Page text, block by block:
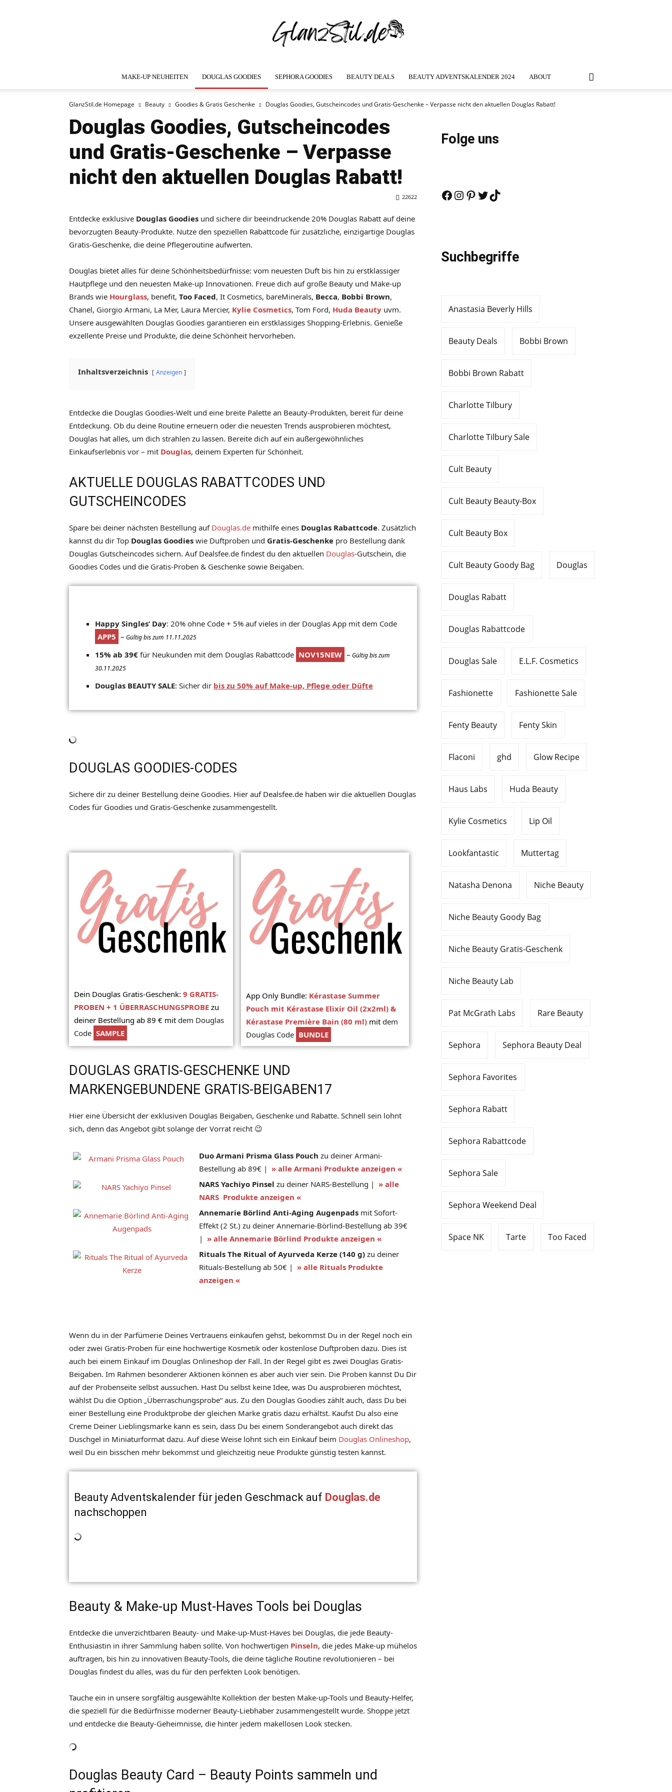
MAKE-UP NEUHEITEN DOUGLAS GOODIES SEPHORA GOODIES BEAUTY DEALS BEAUTY ADVENTSKALENDER 2024 ABOUT
GlanzStil.de Homepage Beauty Goodies & Gratis Geschenke Douglas Goodies, Gutscheincodes und Gratis-Geschenke – Verpasse nicht den aktuellen Douglas Rabatt!
Douglas Goodies, Gutscheincodes
und Gratis-Geschenke – Verpasse
nicht den aktuellen Douglas Rabatt!
22622
Entdecke exklusive Douglas Goodies und sichere dir beeindruckende 20% Douglas Rabatt auf deine
bevorzugten Beauty-Produkte. Nutze den speziellen Rabattcode für zusätzliche, einzigartige Douglas
Gratis-Geschenke, die deine Pflegeroutine aufwerten.
Douglas bietet alles für deine Schönheitsbedürfnisse: vom neuesten Duft bis hin zu erstklassiger
Hautpflege und den neuesten Make-up Innovationen. Freue dich auf große Beauty und Make-up
Brands wie Hourglass, benefit, Too Faced, It Cosmetics, bareMinerals, Becca, Bobbi Brown,
Chanel, Giorgio Armani, La Mer, Laura Mercier, Kylie Cosmetics, Tom Ford, Huda Beauty uvm.
Unsere ausgewählten Douglas Goodies garantieren ein erstklassiges Shopping-Erlebnis. Genieße
exzellente Preise und Produkte, die deine Schönheit hervorheben.
Inhaltsverzeichnis Anzeigen
Entdecke die Douglas Goodies-Welt und eine breite Palette an Beauty-Produkten, bereit für deine
Entdeckung. Ob du deine Routine erneuern oder die neuesten Trends ausprobieren möchtest,
Douglas hat alles, um dich strahlen zu lassen. Bereite dich auf ein außergewöhnliches
Einkaufserlebnis vor – mit Douglas, deinem Experten für Schönheit.
AKTUELLE DOUGLAS RABATTCODES UND
GUTSCHEINCODES
Spare bei deiner nächsten Bestellung auf Douglas.de mithilfe eines Douglas Rabattcode. Zusätzlich
kannst du dir Top Douglas Goodies wie Duftproben und Gratis-Geschenke pro Bestellung dank
Douglas Gutscheincodes sichern. Auf Dealsfee.de findest du den aktuellen Douglas-Gutschein, die
Goodies Codes und die Gratis-Proben & Geschenke sowie Beigaben.
Happy Singles’ Day: 20% ohne Code + 5% auf vieles in der Douglas App mit dem Code
APP5 – Gültig bis zum 11.11.2025
15% ab 39€ für Neukunden mit dem Douglas Rabattcode NOV15NEW – Gültig bis zum
30.11.2025
Douglas BEAUTY SALE: Sicher dir bis zu 50% auf Make-up, Pflege oder Düfte
DOUGLAS GOODIES-CODES
Sichere dir zu deiner Bestellung deine Goodies. Hier auf Dealsfee.de haben wir die aktuellen Douglas
Codes für Goodies und Gratis-Geschenke zusammengestellt.
Dein Douglas Gratis-Geschenk: 9 GRATIS-
PROBEN + 1 ÜBERRASCHUNGSPROBE zu
deiner Bestellung ab 89 € mit dem Douglas
Code SAMPLE
App Only Bundle: Kérastase Summer
Pouch mit Kérastase Elixir Oil (2x2ml) &
Kérastase Première Bain (80 ml) mit dem
Douglas Code BUNDLE
DOUGLAS GRATIS-GESCHENKE UND
MARKENGEBUNDENE GRATIS-BEIGABEN17
Hier eine Übersicht der exklusiven Douglas Beigaben, Geschenke und Rabatte. Schnell sein lohnt
sich, denn das Angebot gibt solange der Vorrat reicht 😉
Duo Armani Prisma Glass Pouch zu deiner Armani-
Bestellung ab 89€ | » alle Armani Produkte anzeigen «
NARS Yachiyo Pinsel zu deiner NARS-Bestellung | » alle
NARS Produkte anzeigen «
Annemarie Börlind Anti-Aging Augenpads mit Sofort-
Effekt (2 St.) zu deiner Annemarie-Börlind-Bestellung ab 39€
| » alle Annemarie Börlind Produkte anzeigen «
Rituals The Ritual of Ayurveda Kerze (140 g) zu deiner
Rituals-Bestellung ab 50€ | » alle Rituals Produkte
anzeigen «
Wenn du in der Parfümerie Deines Vertrauens einkaufen gehst, bekommst Du in der Regel noch ein
oder zwei Gratis-Proben für eine hochwertige Kosmetik oder kostenlose Duftproben dazu. Dies ist
auch bei einem Einkauf im Douglas Onlineshop der Fall. In der Regel gibt es zwei Douglas Gratis-
Beigaben. Im Rahmen besonderer Aktionen können es aber auch vier sein. Die Proben kannst Du Dir
auf der Probenseite selbst aussuchen. Hast Du selbst keine Idee, was Du ausprobieren möchtest,
wählst Du die Option „Überraschungsprobe“ aus. Zu den Douglas Goodies zählt auch, dass Du bei
einer Bestellung eine Produktprobe der gleichen Marke gratis dazu erhältst. Kaufst Du also eine
Creme Deiner Lieblingsmarke kann es sein, dass Du bei einem Sonderangebot auch direkt das
Duschgel in Miniaturformat dazu. Auf diese Weise lohnt sich ein Einkauf beim Douglas Onlineshop,
weil Du ein bisschen mehr bekommst und gleichzeitig neue Produkte günstig testen kannst.
Beauty Adventskalender für jeden Geschmack auf Douglas.de
nachschoppen
Beauty & Make-up Must-Haves Tools bei Douglas
Entdecke die unverzichtbaren Beauty- und Make-up-Must-Haves bei Douglas, die jede Beauty-
Enthusiastin in ihrer Sammlung haben sollte. Von hochwertigen Pinseln, die jedes Make-up mühelos
auftragen, bis hin zu innovativen Beauty-Tools, die deine tägliche Routine revolutionieren – bei
Douglas findest du alles, was du für den perfekten Look benötigen.
Tauche ein in unsere sorgfältig ausgewählte Kollektion der besten Make-up-Tools und Beauty-Helfer,
die speziell für die Bedürfnisse moderner Beauty-Liebhaber zusammengestellt wurde. Shoppe jetzt
und entdecke die Beauty-Geheimnisse, die hinter jedem makellosen Look stecken.
Douglas Beauty Card – Beauty Points sammeln und
Folge uns
Facebook
Instagram
Pinterest
Twitter
TikTok
Suchbegriffe
Anastasia Beverly Hills
Beauty Deals Bobbi Brown
Bobbi Brown Rabatt
Charlotte Tilbury
Charlotte Tilbury Sale
Cult Beauty
Cult Beauty Beauty-Box
Cult Beauty Box
Cult Beauty Goody Bag Douglas
Douglas Rabatt
Douglas Rabattcode
Douglas Sale E.L.F. Cosmetics
Fashionette Fashionette Sale
Fenty Beauty Fenty Skin
Flaconi ghd Glow Recipe
Haus Labs Huda Beauty
Kylie Cosmetics Lip Oil
Lookfantastic Muttertag
Natasha Denona Niche Beauty
Niche Beauty Goody Bag
Niche Beauty Gratis-Geschenk
Niche Beauty Lab
Pat McGrath Labs Rare Beauty
Sephora Sephora Beauty Deal
Sephora Favorites
Sephora Rabatt
Sephora Rabattcode
Sephora Sale
Sephora Weekend Deal
Space NK Tarte Too Faced